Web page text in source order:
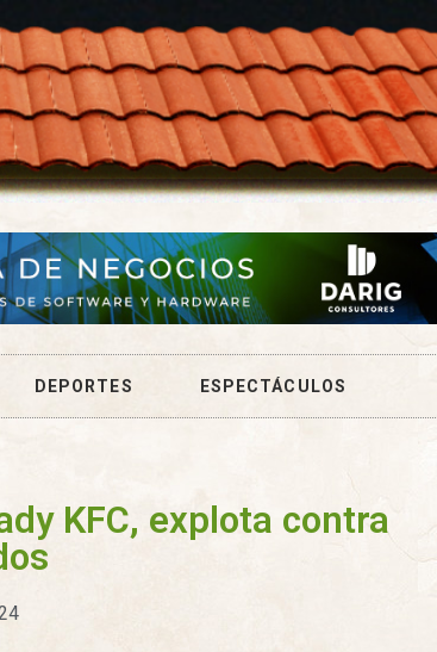
DEPORTES ESPECTÁCULOS
KFC, explota contra